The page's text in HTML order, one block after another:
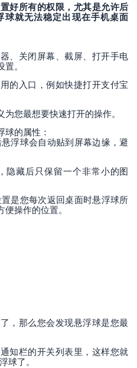
好所有的权限，尤其是允许后
球就无法稳定出现在手机桌面
、关闭屏幕、截屏、打开手电
。
的入口，例如快捷打开支付宝
您最想要快速打开的操作。
球的属性：
浮球会自动贴到屏幕边缘，避
隐藏后只保留一个非常小的图
是您每次返回桌面时悬浮球所
操作的位置。
，那么您会发现悬浮球是您最
知栏的开关列表里，这样您就
球了。